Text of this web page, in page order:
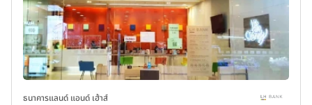
ธนาคารแลนด์ แอนด์ เฮ้าส์